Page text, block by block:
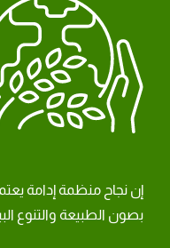
إن نجاح منظمة إدامة
بصون الطبيعة والتنوع